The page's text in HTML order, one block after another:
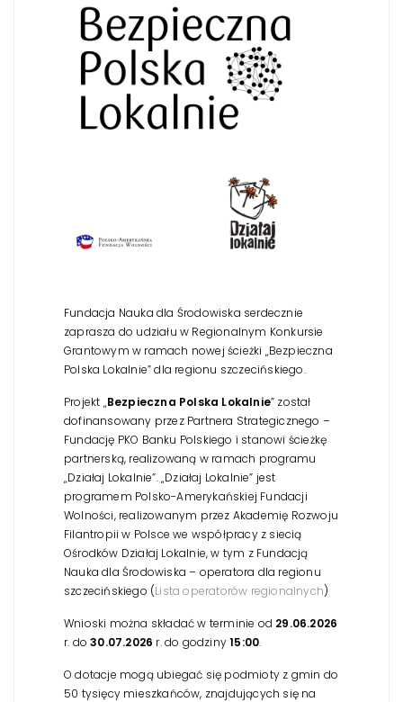
Fundacja Nauka dla Środowiska serdecznie
zaprasza do udziału w Regionalnym Konkursie
Grantowym w ramach nowej ścieżki „Bezpieczna
Polska Lokalnie” dla regionu szczecińskiego.
Projekt „Bezpieczna Polska Lokalnie” został
dofinansowany przez Partnera Strategicznego –
Fundację PKO Banku Polskiego i stanowi ścieżkę
partnerską, realizowaną w ramach programu
„Działaj Lokalnie”. „Działaj Lokalnie” jest
programem Polsko-Amerykańskiej Fundacji
Wolności, realizowanym przez Akademię Rozwoju
Filantropii w Polsce we współpracy z siecią
Ośrodków Działaj Lokalnie, w tym z Fundacją
Nauka dla Środowiska – operatora dla regionu
szczecińskiego (Lista operatorów regionalnych)
Wnioski można składać w terminie od 29.06.2026
r. do30.07.2026 r. do godziny15:00.
O dotacje mogą ubiegać się podmioty z gmin do
50 tysięcy mieszkańców, znajdujących się na